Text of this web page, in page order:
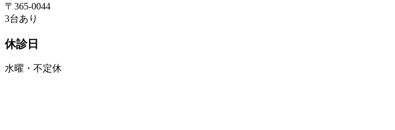
〒365-0044
3台あり
休診日
水曜・不定休